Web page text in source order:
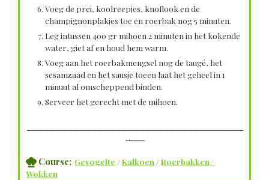
Voeg de prei, koolreepjes, knoflook en de
champignonplakjes toe en roerbak nog 5 minuten.
Leg intussen 400 gr mihoen 2 minuten in het kokende
water, giet af en houd hem warm.
Voeg aan het roerbakmengsel nog de taugé, het
sesamzaad en het sausje toeen laat het geheel in 1
minuut al omscheppend binden.
Serveer het gerecht met de mihoen.
------------------------------------------------------------------------------------------
--------
Course; Gevogelte /Kalkoen /Roerbakken /
Wokken